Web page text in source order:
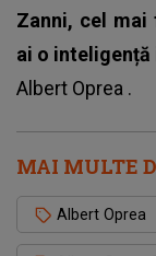
Zanni, cel mai
ai o inteligență
Albert Oprea .
MAI MULTE
Albert Oprea